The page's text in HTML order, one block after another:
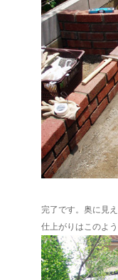
完了です。奥に見
仕上がりはこのよ